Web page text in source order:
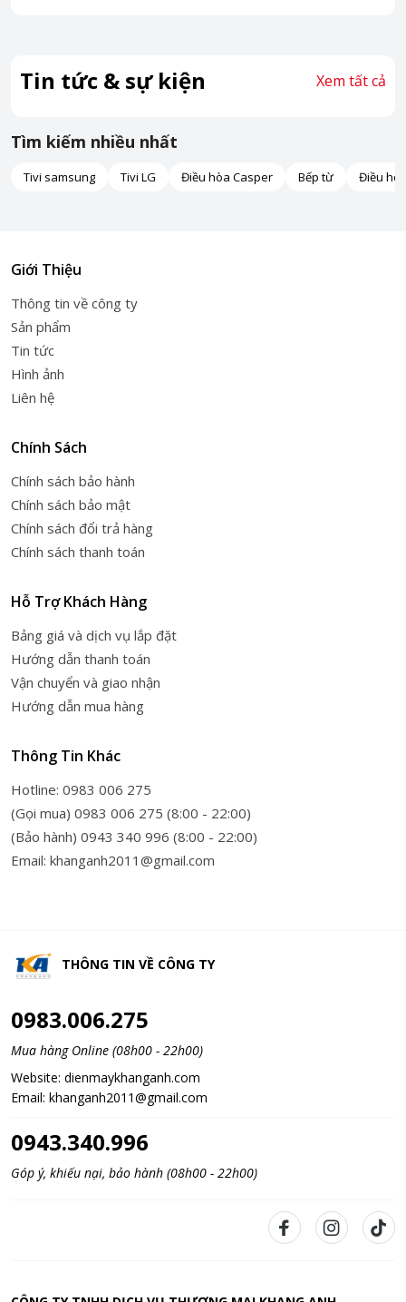
Tin tức & sự kiện Xem tất cả
Tìm kiếm nhiều nhất
Tivi samsung Tivi LG Điều hòa Casper Bếp từ Điều
Giới Thiệu
Thông tin về công ty
Sản phẩm
Tin tức
Hình ảnh
Liên hệ
Chính Sách
Chính sách bảo hành
Chính sách bảo mật
Chính sách đổi trả hàng
Chính sách thanh toán
Hỗ Trợ Khách Hàng
Bảng giá và dịch vụ lắp đặt
Hướng dẫn thanh toán
Vận chuyển và giao nhận
Hướng dẫn mua hàng
Thông Tin Khác
Hotline: 0983 006 275
(Gọi mua) 0983 006 275 (8:00 - 22:00)
(Bảo hành) 0943 340 996 (8:00 - 22:00)
Email: khanganh2011@gmail.com
THÔNG TIN VỀ CÔNG TY
0983.006.275
Mua hàng Online (08h00 - 22h00)
Website: dienmaykhanganh.com
Email: khanganh2011@gmail.com
0943.340.996
Góp ý, khiếu nại, bảo hành (08h00 - 22h00)